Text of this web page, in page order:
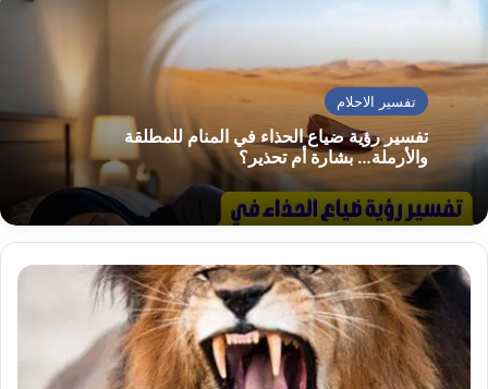
تفسير الاحلام
تفسير رؤية ضياع الحذاء في المنام للمطلقة
والأرملة… بشارة أم تحذير؟
ماذا
تفسير
حلم
مهاجمة